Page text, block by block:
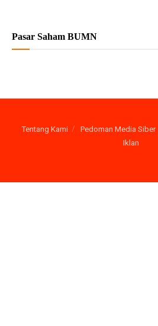
Pasar Saham BUMN
Tentang Kami Pedoman Media Siber
Iklan